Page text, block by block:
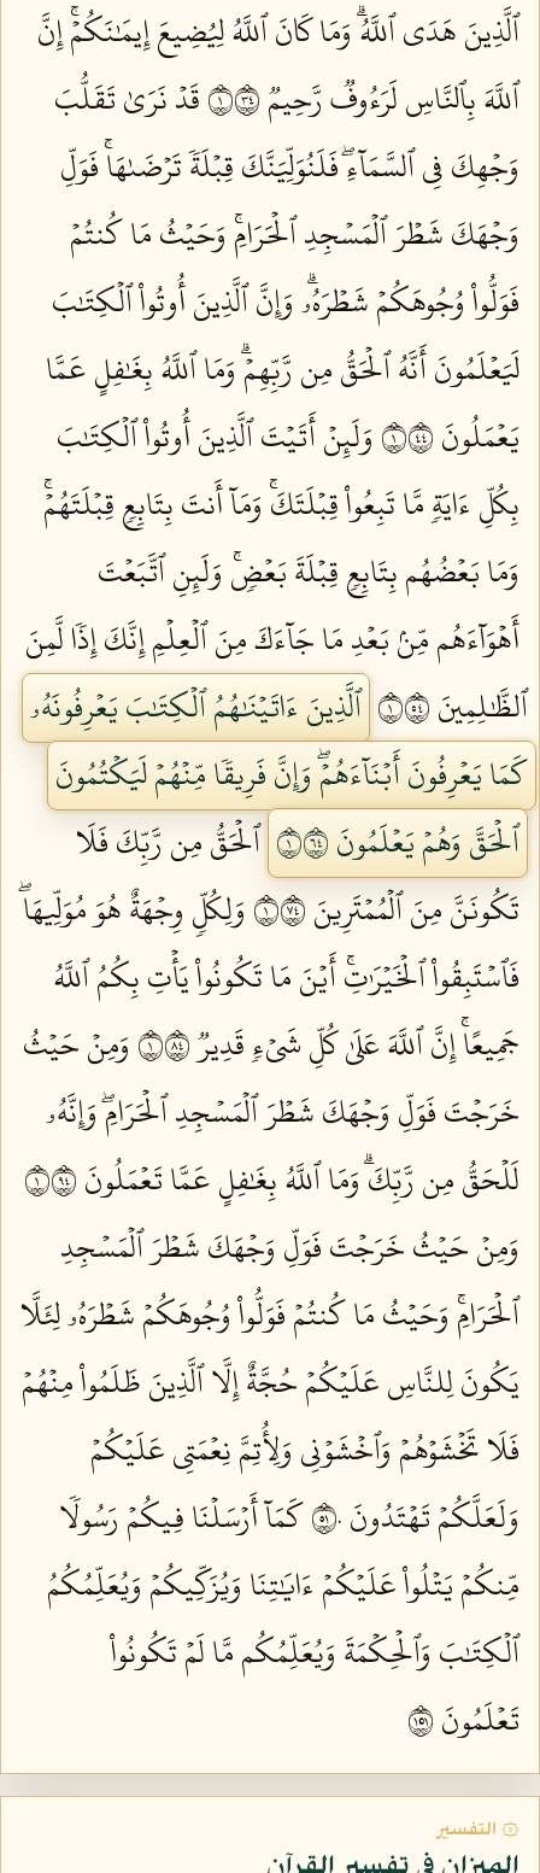
ٱلَّذِينَ هَدَى ٱللَّهُۗ وَمَا كَانَ ٱللَّهُ لِيُضِيعَ إِيمَٰنَكُمۡۚ إِنَّ
ٱللَّهَ بِٱلنَّاسِ لَرَءُوفٞ رَّحِيمٞ ١٤٣
قَدۡ نَرَىٰ تَقَلُّبَ
وَجۡهِكَ فِي ٱلسَّمَآءِۖ فَلَنُوَلِّيَنَّكَ قِبۡلَةٗ تَرۡضَىٰهَاۚ فَوَلِّ
وَجۡهَكَ شَطۡرَ ٱلۡمَسۡجِدِ ٱلۡحَرَامِۚ وَحَيۡثُ مَا كُنتُمۡ
فَوَلُّواْ وُجُوهَكُمۡ شَطۡرَهُۥۗ وَإِنَّ ٱلَّذِينَ أُوتُواْ ٱلۡكِتَٰبَ
لَيَعۡلَمُونَ أَنَّهُ ٱلۡحَقُّ مِن رَّبِّهِمۡۗ وَمَا ٱللَّهُ بِغَٰفِلٍ عَمَّا
يَعۡمَلُونَ ١٤٤
وَلَئِنۡ أَتَيۡتَ ٱلَّذِينَ أُوتُواْ ٱلۡكِتَٰبَ
بِكُلِّ ءَايَةٖ مَّا تَبِعُواْ قِبۡلَتَكَۚ وَمَآ أَنتَ بِتَابِعٖ قِبۡلَتَهُمۡۚ
وَمَا بَعۡضُهُم بِتَابِعٖ قِبۡلَةَ بَعۡضٖۚ وَلَئِنِ ٱتَّبَعۡتَ
أَهۡوَآءَهُم مِّنۢ بَعۡدِ مَا جَآءَكَ مِنَ ٱلۡعِلۡمِ إِنَّكَ إِذٗا لَّمِنَ
ٱلظَّٰلِمِينَ ١٤٥
ٱلَّذِينَ ءَاتَيۡنَٰهُمُ ٱلۡكِتَٰبَ يَعۡرِفُونَهُۥ
كَمَا يَعۡرِفُونَ أَبۡنَآءَهُمۡۖ وَإِنَّ فَرِيقٗا مِّنۡهُمۡ لَيَكۡتُمُونَ
ٱلۡحَقَّ وَهُمۡ يَعۡلَمُونَ ١٤٦
ٱلۡحَقُّ مِن رَّبِّكَ فَلَا
تَكُونَنَّ مِنَ ٱلۡمُمۡتَرِينَ ١٤٧
وَلِكُلّٖ وِجۡهَةٌ هُوَ مُوَلِّيهَاۖ
فَٱسۡتَبِقُواْ ٱلۡخَيۡرَٰتِۚ أَيۡنَ مَا تَكُونُواْ يَأۡتِ بِكُمُ ٱللَّهُ
جَمِيعًاۚ إِنَّ ٱللَّهَ عَلَىٰ كُلِّ شَيۡءٖ قَدِيرٞ ١٤٨
وَمِنۡ حَيۡثُ
خَرَجۡتَ فَوَلِّ وَجۡهَكَ شَطۡرَ ٱلۡمَسۡجِدِ ٱلۡحَرَامِۖ وَإِنَّهُۥ
لَلۡحَقُّ مِن رَّبِّكَۗ وَمَا ٱللَّهُ بِغَٰفِلٍ عَمَّا تَعۡمَلُونَ ١٤٩
وَمِنۡ حَيۡثُ خَرَجۡتَ فَوَلِّ وَجۡهَكَ شَطۡرَ ٱلۡمَسۡجِدِ
ٱلۡحَرَامِۚ وَحَيۡثُ مَا كُنتُمۡ فَوَلُّواْ وُجُوهَكُمۡ شَطۡرَهُۥ لِئَلَّا
يَكُونَ لِلنَّاسِ عَلَيۡكُمۡ حُجَّةٌ إِلَّا ٱلَّذِينَ ظَلَمُواْ مِنۡهُمۡ
فَلَا تَخۡشَوۡهُمۡ وَٱخۡشَوۡنِي وَلِأُتِمَّ نِعۡمَتِي عَلَيۡكُمۡ
وَلَعَلَّكُمۡ تَهۡتَدُونَ ١٥٠
كَمَآ أَرۡسَلۡنَا فِيكُمۡ رَسُولٗا
مِّنكُمۡ يَتۡلُواْ عَلَيۡكُمۡ ءَايَٰتِنَا وَيُزَكِّيكُمۡ وَيُعَلِّمُكُمُ
ٱلۡكِتَٰبَ وَٱلۡحِكۡمَةَ وَيُعَلِّمُكُم مَّا لَمۡ تَكُونُواْ
تَعۡلَمُونَ ١٥١
۞ التفسير